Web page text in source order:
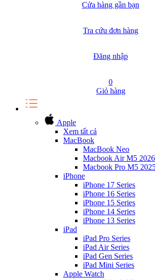
Cửa hàng gần bạn
Tra cứu đơn hàng
Đăng nhập
0
Giỏ hàng
Apple
Xem tất cả
MacBook
MacBook Neo
Macbook Air M5 2026
Macbook Pro M5
iPhone
iPhone 17 Series
iPhone 16 Series
iPhone 15 Series
iPhone 14 Series
iPhone 13 Series
iPad
iPad Pro Series
iPad Air Series
iPad Gen Series
iPad Mini Series
Apple Watch